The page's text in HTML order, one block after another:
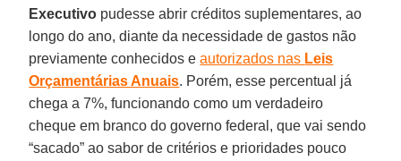
Executivo pudesse abrir créditos suplementares, ao
longo do ano, diante da necessidade de gastos não
previamente conhecidos eautorizados nas Leis
Orçamentárias Anuais. Porém, esse percentual já
chega a 7%, funcionando como um verdadeiro
cheque em branco do governo federal, que vai sendo
“sacado” ao sabor de critérios e prioridades pouco